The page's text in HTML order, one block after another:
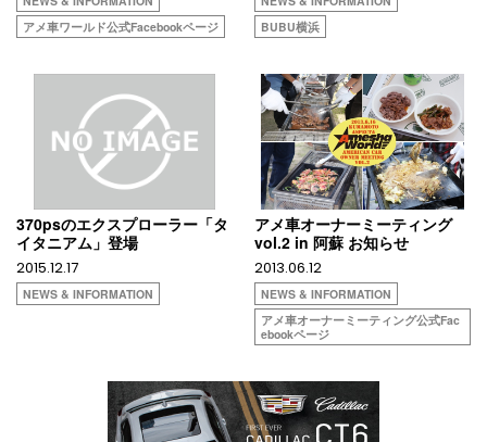
アメ車ワールド公式Facebookページ
BUBU横浜
370psのエクスプローラー「タ
イタニアム」登場
2015.12.17
NEWS & INFORMATION
アメ車オーナーミーティング
vol.2 in 阿蘇 お知らせ
2013.06.12
NEWS & INFORMATION
アメ車オーナーミーティング公式Fac
ebookページ